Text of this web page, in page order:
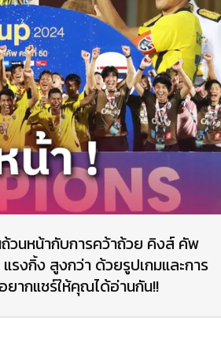
วนหน้ากับการคว้าถ้วย คิงส์ คัพ
รงกิ้ง สูงกว่า ด้วยรูปเกมและการ
ยากแชร์ให้คุณได้อ่านกัน!!